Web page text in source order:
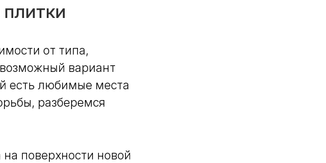
от типа,
вариант
есть любимые места
разберемся
поверхности новой